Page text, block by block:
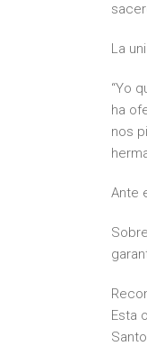
La
“Yo
ha
nos
Ante
Esta